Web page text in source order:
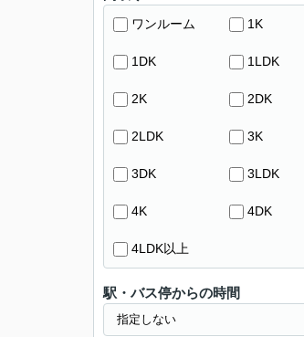
ワンルーム 1K
1DK 1LDK
2K 2DK
2LDK 3K
3DK 3LDK
4K 4DK
4LDK以上
駅・バス停からの時間